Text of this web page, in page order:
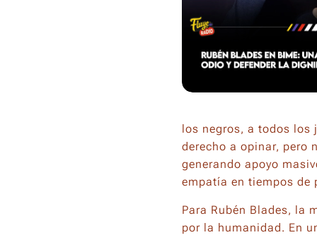
los negros, a todos los
derecho a opinar, pero
generando apoyo
empatía en tiempos de
Para Rubén Blades, la
por la humanidad. En